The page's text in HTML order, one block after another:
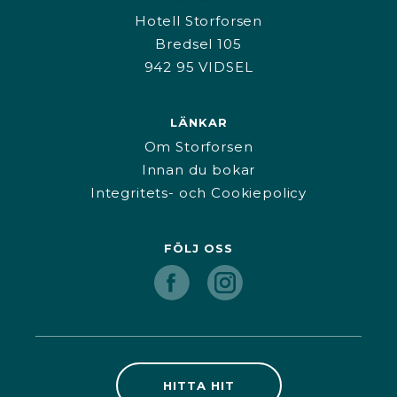
Hotell Storforsen
Bredsel 105
942 95 VIDSEL
LÄNKAR
Om Storforsen
Innan du bokar
Integritets- och Cookiepolicy
FÖLJ OSS
HITTA HIT